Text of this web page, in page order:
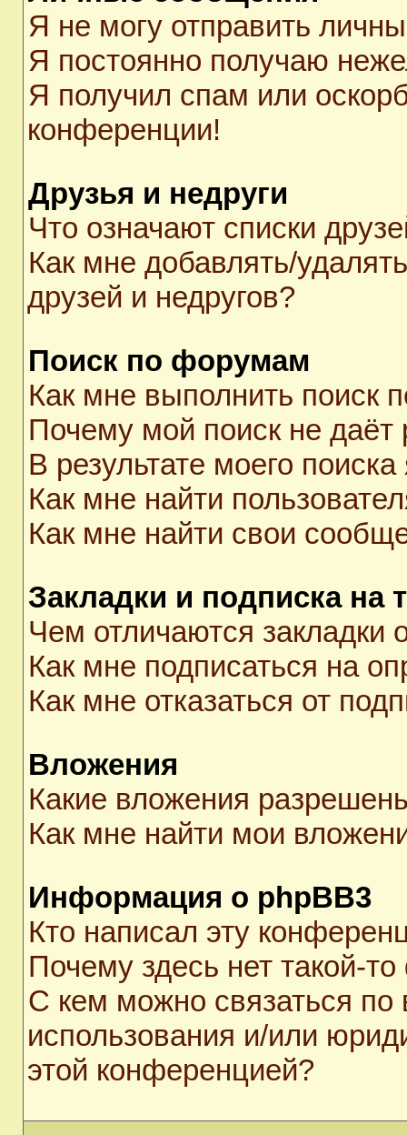
Я не могу отправить
Я постоянно получаю
Я получил спам или
конференции!
Друзья и недруги
Что означают списки
Как мне добавлять/
друзей и недругов?
Поиск по форумам
Как мне выполнить
Почему мой поиск не даёт
В результате моего
Как мне найти
Как мне найти свои
Закладки и подписка на
Чем отличаются закладки
Как мне подписаться на
Как мне отказаться от
Вложения
Какие вложения
Как мне найти мои
Информация о phpBB3
Кто написал эту
Почему здесь нет такой-
С кем можно связаться по
использования и/или
этой конференцией?